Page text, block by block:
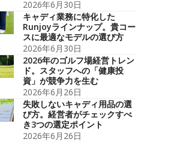
2026年6月30日
キャディ業務に特化した
Runjoyラインナップ。貴コー
スに最適なモデルの選び方
2026年6月30日
2026年のゴルフ場経営トレン
ド。スタッフへの「健康投
資」が競争力を生む
2026年6月26日
失敗しないキャディ用品の選
び方。経営者がチェックすべ
き3つの選定ポイント
2026年6月26日